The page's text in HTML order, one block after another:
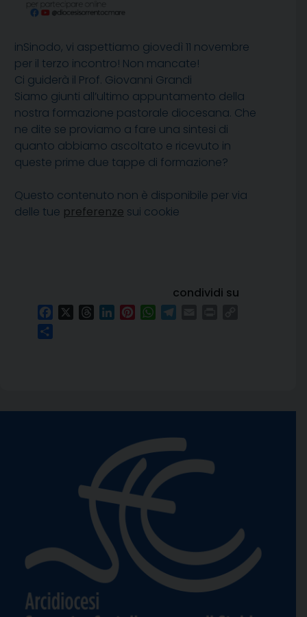
inSinodo, vi aspettiamo giovedì 11 novembre
per il terzo incontro! Non mancate!
Ci guiderà il Prof. Giovanni Grandi
Siamo giunti all’ultimo appuntamento della
nostra formazione pastorale diocesana. Che
ne dite se proviamo a fare una sintesi di
quanto abbiamo ascoltato e ricevuto in
queste prime due tappe di formazione?
Questo contenuto non è disponibile per via
delle tue preferenze sui cookie
condividi su
FacebookThreadsLinkedInPinterestWhatsApp